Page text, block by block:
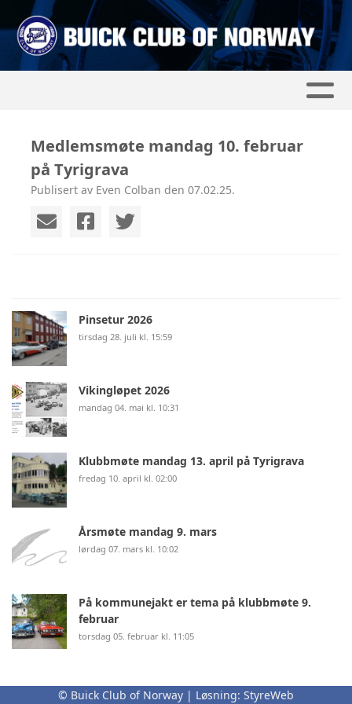
Medlemsmøte mandag 10. februar
på Tyrigrava
Publisert av Even Colban den 07.02.25.
Pinsetur 2026
tirsdag 28. juli kl. 15:59
Vikingløpet 2026
mandag 04. mai kl. 10:31
Klubbmøte mandag 13. april på Tyrigrava
fredag 10. april kl. 02:00
Årsmøte mandag 9. mars
lørdag 07. mars kl. 10:02
På kommunejakt er tema på klubbmøte 9.
februar
torsdag 05. februar kl. 11:05
© Buick Club of Norway | Løsning: StyreWeb